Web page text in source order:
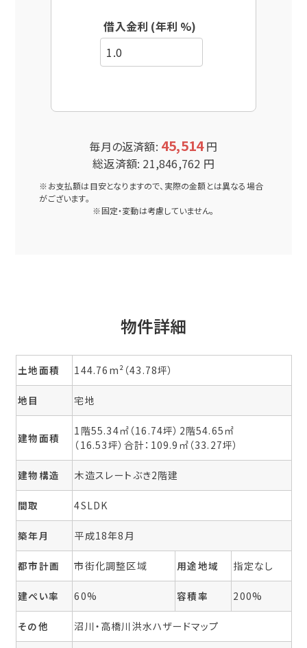
借入金利 (年利 %)
毎月の返済額: 45,514円
総返済額: 21,846,762 円
※お支払額は目安となりますので、実際の金額とは異なる場合
がございます。
※固定・変動は考慮していません。
物件詳細
土地面積 144.76m²（43.78坪）
地目 宅地
建物面積
1階55.34㎡（16.74坪）2階54.65㎡
（16.53坪）合計：109.9㎡（33.27坪）
建物構造 木造スレートぶき2階建
間取 4SLDK
築年月 平成18年8月
都市計画 市街化調整区域 用途地域 指定なし
建ぺい率 60% 容積率 200%
その他 沼川・高橋川洪水ハザードマップ